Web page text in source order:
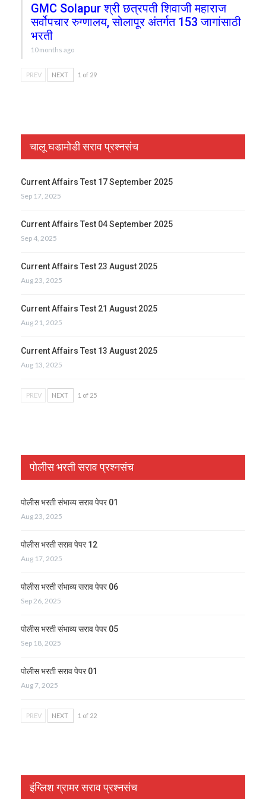
GMC Solapur श्री छत्रपती शिवाजी महाराज
सर्वोपचार रुग्णालय, सोलापूर अंतर्गत 153 जागांसाठी
भरती
10 months ago
PREV NEXT 1 of 29
चालू घडामोडी सराव प्रश्नसंच
Current Affairs Test 17 September 2025
Sep 17, 2025
Current Affairs Test 04 September 2025
Sep 4, 2025
Current Affairs Test 23 August 2025
Aug 23, 2025
Current Affairs Test 21 August 2025
Aug 21, 2025
Current Affairs Test 13 August 2025
Aug 13, 2025
PREV NEXT 1 of 25
पोलीस भरती सराव प्रश्नसंच
पोलीस भरती संभाव्य सराव पेपर 01
Aug 23, 2025
पोलीस भरती सराव पेपर 12
Aug 17, 2025
पोलीस भरती संभाव्य सराव पेपर 06
Sep 26, 2025
पोलीस भरती संभाव्य सराव पेपर 05
Sep 18, 2025
पोलीस भरती सराव पेपर 01
Aug 7, 2025
PREV NEXT 1 of 22
इंग्लिश ग्रामर सराव प्रश्नसंच